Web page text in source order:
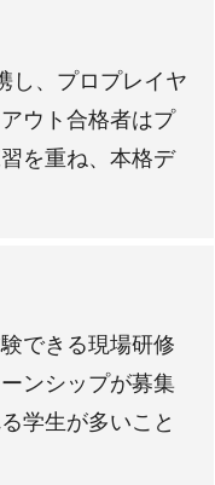
し、プロプレイヤ
ウト合格者はプ
を重ね、本格デ
できる現場研修
ンシップが募集
学生が多いこと